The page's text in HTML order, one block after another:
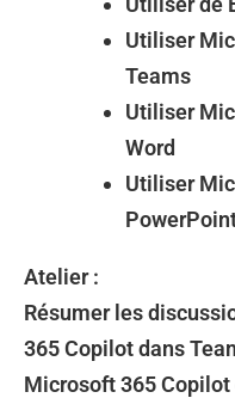
Utiliser
Teams
Utiliser
Word
Utiliser
Atelier :
Résumer les
365 Copilot dans
Microsoft 365 Copilot